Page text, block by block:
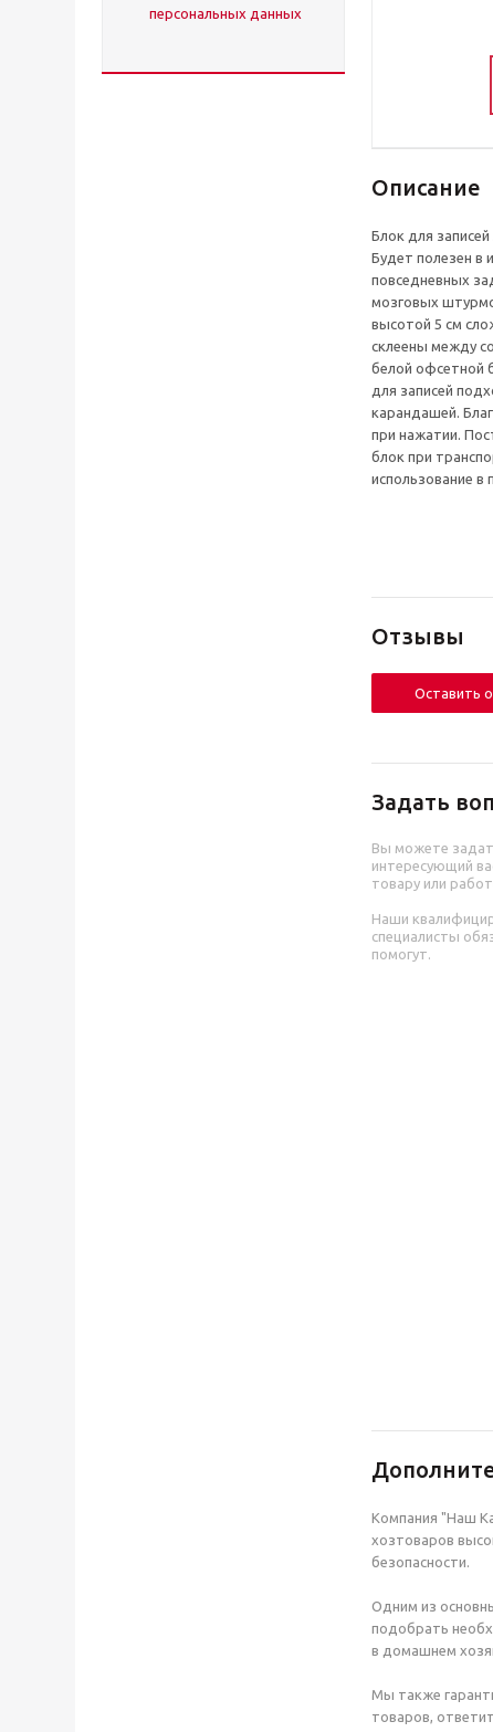
персональных данных
Описание
Блок для
Будет полезен в
повседневных
мозговых
высотой 5 см
склеены между
белой офсетной
для записей
карандашей.
при нажатии.
блок при
использование в
Отзывы
Оставить
Задать
Вы можете
интересующий
товару или
Наши
специалисты
помогут.
Компания "Наш
хозтоваров
безопасности.
Одним из
подобрать
в домашнем
Мы также
товаров,